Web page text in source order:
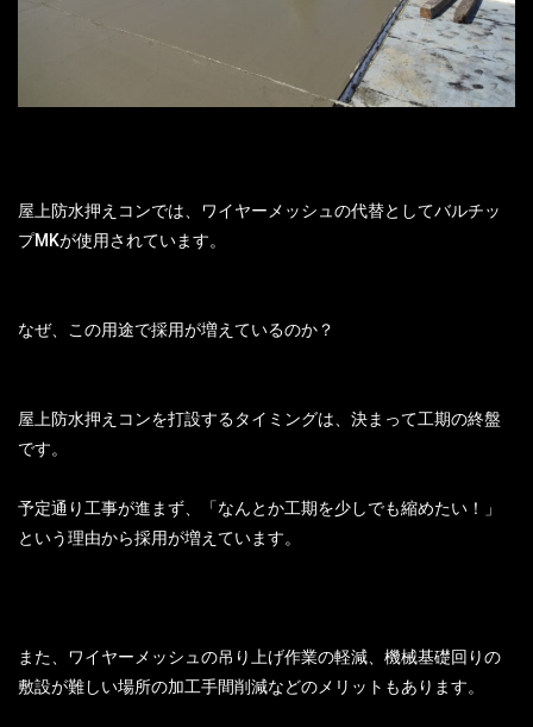
屋上防水押えコンでは、ワイヤーメッシュの代替としてバルチッ
プMKが使用されています。
なぜ、この用途で採用が増えているのか？
屋上防水押えコンを打設するタイミングは、決まって工期の終盤
です。
予定通り工事が進まず、「なんとか工期を少しでも縮めたい！」
という理由から採用が増えています。
また、ワイヤーメッシュの吊り上げ作業の軽減、機械基礎回りの
敷設が難しい場所の加工手間削減などのメリットもあります。